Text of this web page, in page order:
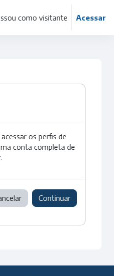
como visitante Acessar
os perfis de
conta completa de
Continuar